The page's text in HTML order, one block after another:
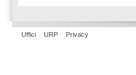
Uffici URP Privacy